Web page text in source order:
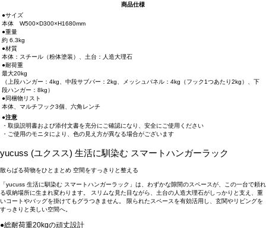
商品仕様
●サイズ
本体 W500×D300×H1680mm
●重量
約 6.3kg
●材質
本体：スチール（粉体塗装）、土台：人造大理石
●耐荷重
最大20kg
（上段ハンガー：4kg、中段サブバー：2kg、メッシュパネル：4kg（フック1つあたり2kg）、下
段ハンガー：8kg）
●同梱物リスト
本体、マルチフック3個、六角レンチ
●注意
・取扱説明書および添付文書を充分にご確認になり、安全にご使用ください
・ご使用のモニタにより、色の見え方が異なる場合がございます
yucuss (ユクスス) 生活に馴染む スマートハンガーラック
散らばる荷物をひとまとめ 空間をすっきりと整える
「yucuss 生活に馴染む スマートハンガーラック」は、わずかな隙間のスペースが、この一台で頼れ
る収納場所に生まれ変わります。 スリムな見た目ながら、土台の人造大理石がしっかりと支え、重
いコートやバッグを掛けてもグラつきません。 限られたスペースを有効活用し、玄関やリビングを
すっきりと美しい空間へ。
●総耐荷重20kgの頑丈設計